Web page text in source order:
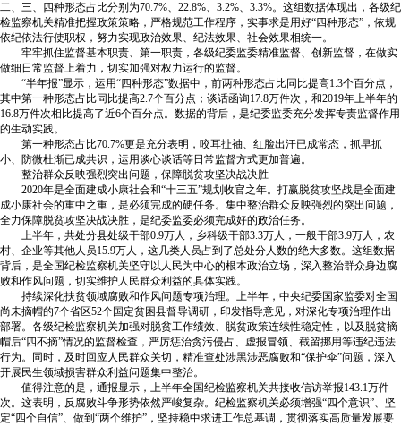
二、三、四种形态占比分别为70.7%、22.8%、3.2%、3.3%。这组数据体现出，各级纪
检监察机关精准把握政策策略，严格规范工作程序，实事求是用好“四种形态”，依规
依纪依法行使职权，努力实现政治效果、纪法效果、社会效果相统一。
牢牢抓住监督基本职责、第一职责，各级纪委监委精准监督、创新监督，在做实
做细日常监督上着力，切实加强对权力运行的监督。
“半年报”显示，运用“四种形态”数据中，前两种形态占比同比提高1.3个百分点，
其中第一种形态占比同比提高2.7个百分点；谈话函询17.8万件次，和2019年上半年的
16.8万件次相比提高了近6个百分点。数据的背后，是纪委监委充分发挥专责监督作用
的生动实践。
第一种形态占比70.7%更是充分表明，咬耳扯袖、红脸出汗已成常态，抓早抓
小、防微杜渐已成共识，运用谈心谈话等日常监督方式更加普遍。
整治群众反映强烈突出问题，保障脱贫攻坚决战决胜
2020年是全面建成小康社会和“十三五”规划收官之年。打赢脱贫攻坚战是全面建
成小康社会的重中之重，是必须完成的硬任务。集中整治群众反映强烈的突出问题，
全力保障脱贫攻坚决战决胜，是纪委监委必须完成好的政治任务。
上半年，共处分县处级干部0.9万人，乡科级干部3.3万人，一般干部3.9万人，农
村、企业等其他人员15.9万人，这几类人员占到了总处分人数的绝大多数。这组数据
背后，是全国纪检监察机关坚守以人民为中心的根本政治立场，深入整治群众身边腐
败和作风问题，切实维护人民群众利益的具体实践。
持续深化扶贫领域腐败和作风问题专项治理。上半年，中央纪委国家监委对全国
尚未摘帽的7个省区52个国定贫困县督导调研，印发指导意见，对深化专项治理作出
部署。各级纪检监察机关加强对脱贫工作绩效、脱贫政策连续性稳定性，以及脱贫摘
帽后“四不摘”情况的监督检查，严厉惩治贪污侵占、虚报冒领、截留挪用等违纪违法
行为。同时，及时回应人民群众关切，精准查处涉黑涉恶腐败和“保护伞”问题，深入
开展民生领域损害群众利益问题集中整治。
值得注意的是，通报显示，上半年全国纪检监察机关共接收信访举报143.1万件
次。这表明，反腐败斗争形势依然严峻复杂。纪检监察机关必须增强“四个意识”、坚
定“四个自信”、做到“两个维护”，坚持稳中求进工作总基调，贯彻落实高质量发展要